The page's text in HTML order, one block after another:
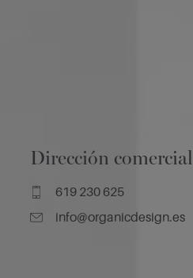
Dirección comercial
619 230 625
info@organicdesign.es